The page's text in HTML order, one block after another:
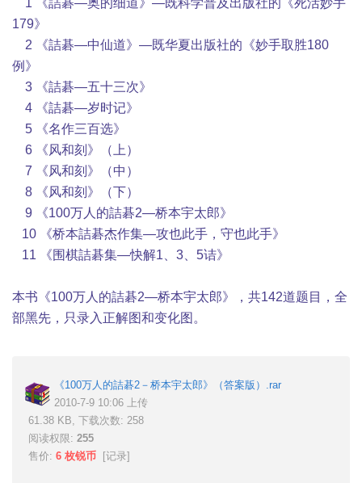
1 《詰碁—奥的细道》—既科学普及出版社的《死活妙手
179》
2 《詰碁—中仙道》—既华夏出版社的《妙手取胜180
例》
3 《詰碁—五十三次》
4 《詰碁—岁时记》
5 《名作三百选》
6 《风和刻》（上）
7 《风和刻》（中）
8 《风和刻》（下）
9 《100万人的詰碁2—桥本宇太郎》
10 《桥本詰碁杰作集—攻也此手，守也此手》
11 《围棋詰碁集—快解1、3、5诘》
本书《100万人的詰碁2—桥本宇太郎》，共142道题目，全
部黑先，只录入正解图和变化图。
《100万人的詰碁2－桥本宇太郎》（答案版）.rar
2010-7-9 10:06 上传
61.38 KB, 下载次数: 258
阅读权限: 255
售价: 6 枚锐币 [记录]